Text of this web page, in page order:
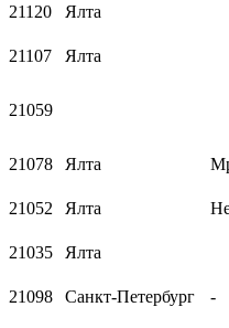
21120 Ялта
21107 Ялта
21059
21078 Ялта
21052 Ялта
21035 Ялта
21098 Санкт-Петербург -